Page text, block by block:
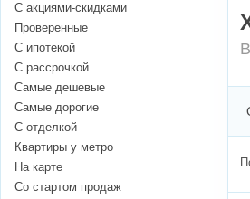
С акциями-скидками
Проверенные
С ипотекой
С рассрочкой
Самые дешевые
Самые дорогие
С отделкой
Квартиры у метро
На карте
Со стартом продаж